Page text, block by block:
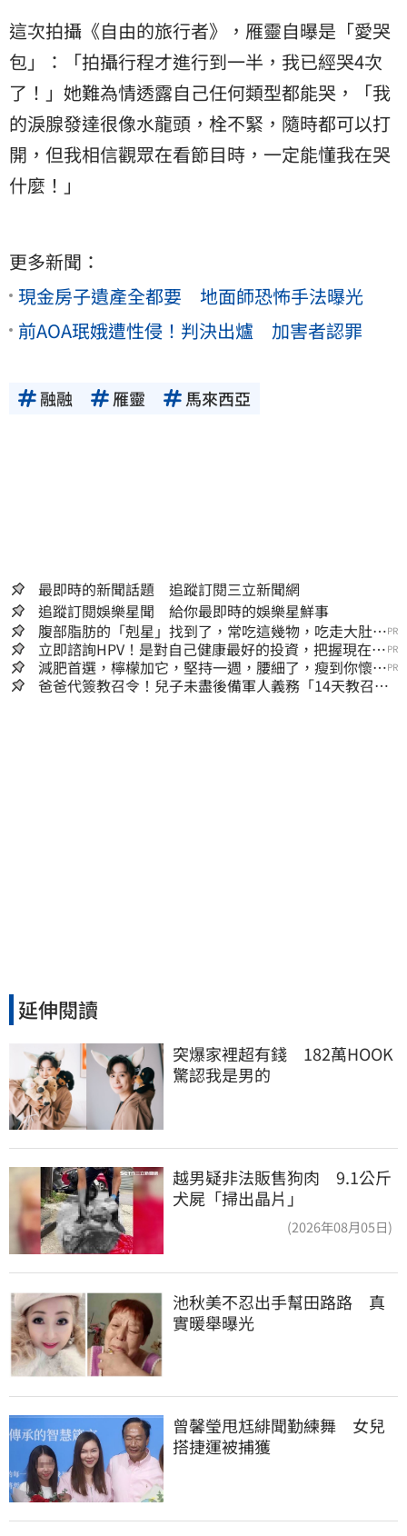
這次拍攝《自由的旅行者》，雁靈自曝是「愛哭
包」：「拍攝行程才進行到一半，我已經哭4次
了！」她難為情透露自己任何類型都能哭，「我
的淚腺發達很像水龍頭，栓不緊，隨時都可以打
開，但我相信觀眾在看節目時，一定能懂我在哭
什麼！」
更多新聞：
現金房子遺產全都要 地面師恐怖手法曝光
前AOA珉娥遭性侵！判決出爐 加害者認罪
融融 雁靈 馬來西亞
最即時的新聞話題 追蹤訂閱三立新聞網
追蹤訂閱娛樂星聞 給你最即時的娛樂星鮮事
腹部脂肪的「剋星」找到了，常吃這幾物，吃走大肚
囊，瘦出小蠻腰
PR
立即諮詢HPV！是對自己健康最好的投資，把握現在不
嫌晚！
PR
減肥首選，檸檬加它，堅持一週，腰細了，瘦到你懷疑
人生
PR
爸爸代簽教召令！兒子未盡後備軍人義務「14天教召不
延伸閱讀
突爆家裡超有錢　182萬HOOK
驚認我是男的
越男疑非法販售狗肉 9.1公斤
犬屍「掃出晶片」
(2026年08月05日)
池秋美不忍出手幫田路路　真
實暖舉曝光
曾馨瑩甩尪緋聞勤練舞　女兒
搭捷運被捕獲